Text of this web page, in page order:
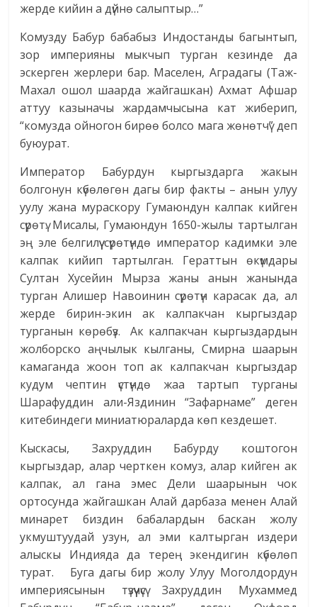
жерде кийин а дүйнө салыптыр…”
Комузду Бабур бабабыз Индостанды багынтып,
зор империяны мыкчып турган кезинде да
эскерген жерлери бар. Маселен, Аградагы (Таж-
Махал ошол шаарда жайгашкан) Ахмат Афшар
аттуу казыначы жардамчысына кат жиберип,
“комузда ойногон бирөө болсо мага жөнөтчү” деп
буюурат.
Император Бабурдун кыргыздарга жакын
болгонун күбөлөгөн дагы бир факты – анын улуу
уулу жана мураскору Гумаюндун калпак кийген
сүрөтү. Мисалы, Гумаюндун 1650-жылы тартылган
эң эле белгилүү сүрөтүндө император кадимки эле
калпак кийип тартылган. Гераттын өкүмдары
Султан Хусейин Мырза жаны анын жанында
турган Алишер Навоинин сүрөтүн карасак да, ал
жерде бирин-экин ак калпакчан кыргыздар
турганын көрөбүз. Ак калпакчан кыргыздардын
жолборско аңчылык кылганы, Смирна шаарын
камаганда жоон топ ак калпакчан кыргыздар
кудум чептин үстүндө жаа тартып турганы
Шарафуддин али-Яздинин “Зафарнаме” деген
китебиндеги миниатюраларда көп кездешет.
Кыскасы, Захруддин Бабурду коштогон
кыргыздар, алар черткен комуз, алар кийген ак
калпак, ал гана эмес Дели шаарынын чок
ортосунда жайгашкан Алай дарбаза менен Алай
минарет биздин бабалардын баскан жолу
укмуштуудай узун, ал эми калтырган издери
алыскы Индияда да терең экендигин күбөлөп
турат. Буга дагы бир жолу Улуу Моголдордун
империясынын түзүүчүсү Захруддин Мухаммед